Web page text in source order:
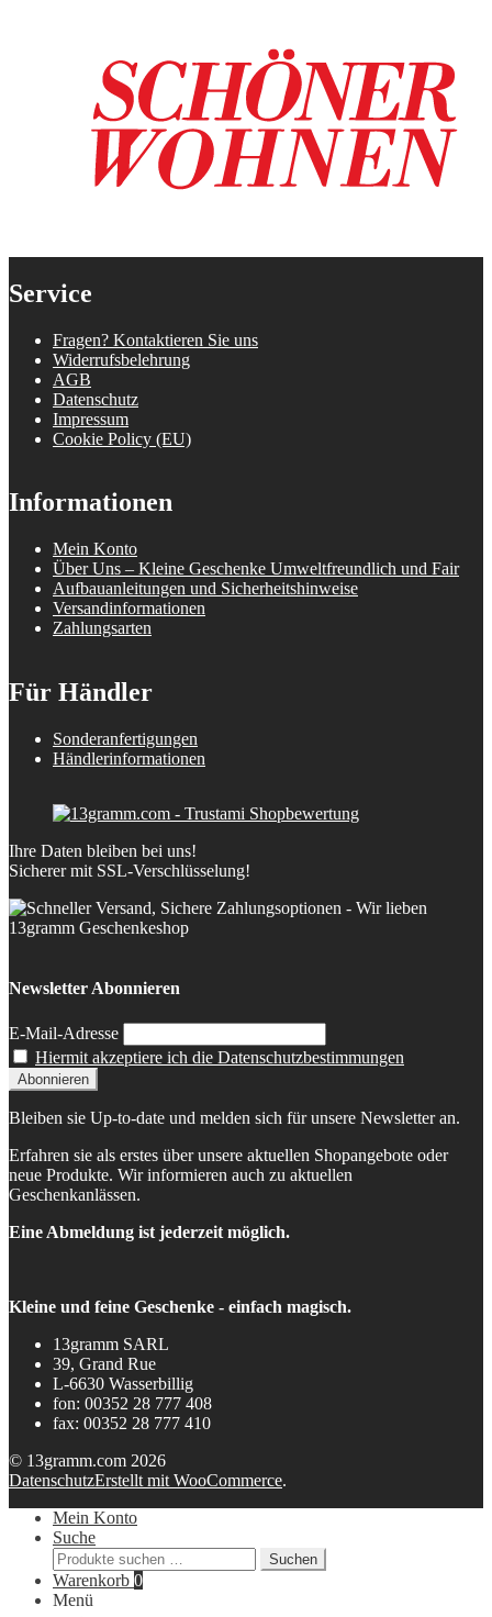
Service
Fragen? Kontaktieren Sie uns
Widerrufsbelehrung
AGB
Datenschutz
Impressum
Cookie Policy (EU)
Informationen
Mein Konto
Über Uns – Kleine Geschenke Umweltfreundlich und Fair
Aufbauanleitungen und Sicherheitshinweise
Versandinformationen
Zahlungsarten
Für Händler
Sonderanfertigungen
Händlerinformationen
Ihre Daten bleiben bei uns!
Sicherer mit SSL-Verschlüsselung!
Newsletter Abonnieren
E-Mail-Adresse
Hiermit akzeptiere ich die Datenschutzbestimmungen
Bleiben sie Up-to-date und melden sich für unsere Newsletter an.
Erfahren sie als erstes über unsere aktuellen Shopangebote oder
neue Produkte. Wir informieren auch zu aktuellen
Geschenkanlässen.
Eine Abmeldung ist jederzeit möglich.
Kleine und feine Geschenke - einfach magisch.
13gramm SARL
39, Grand Rue
L-6630 Wasserbillig
fon: 00352 28 777 408
fax: 00352 28 777 410
© 13gramm.com 2026
DatenschutzErstellt mit WooCommerce.
Mein Konto
Suche
Suchen
nach:
Suchen
Warenkorb 0
Menü